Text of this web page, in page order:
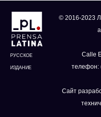
РУССКОЕ
ИЗДАНИЕ
© 2016-2023
Calle
телефон:
Сайт